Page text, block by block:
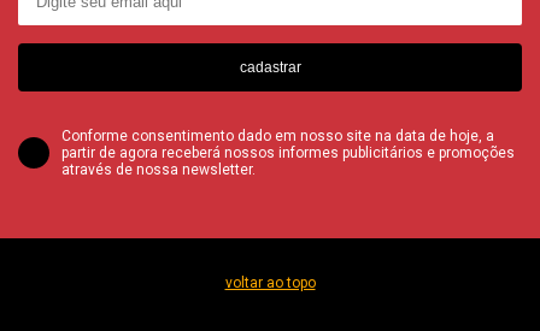
cadastrar
Conforme consentimento dado em nosso site na data de hoje, a
partir de agora receberá nossos informes publicitários e promoções
através de nossa newsletter.
voltar ao topo